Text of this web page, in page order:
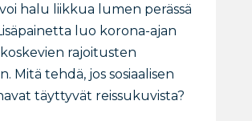
halu liikkua lumen perässä
luo korona-ajan
rajoitusten
Mitä tehdä, jos sosiaalisen
täyttyvät reissukuvista?